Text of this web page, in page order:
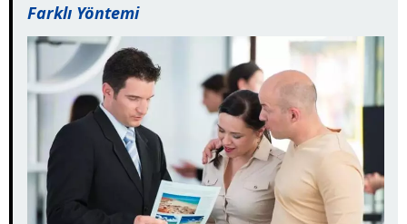
Farklı Yöntemi